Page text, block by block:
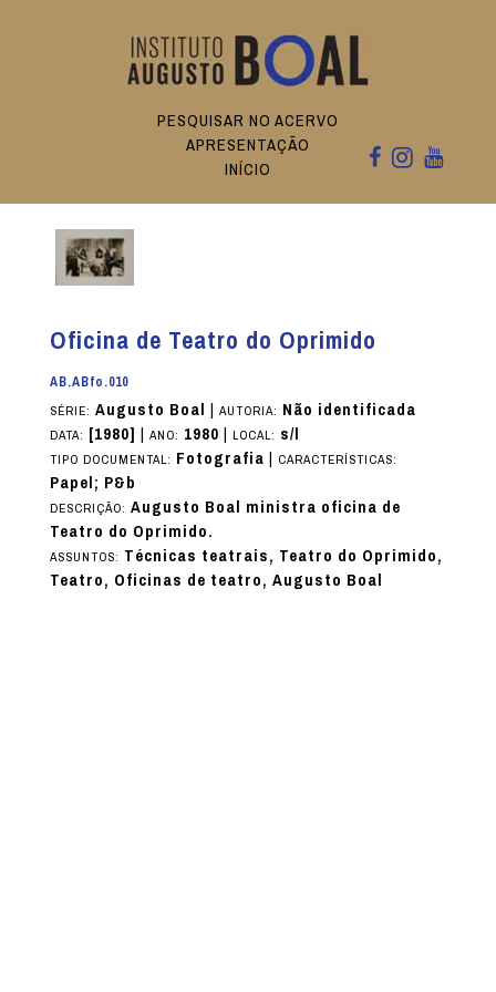
PESQUISAR NO ACERVO
APRESENTAÇÃO
INÍCIO
Oficina de Teatro do Oprimido
AB.ABfo.010
SÉRIE: Augusto Boal | AUTORIA: Não identificada
DATA: [1980] | ANO: 1980| LOCAL: s/l
TIPO DOCUMENTAL: Fotografia| CARACTERÍSTICAS:
Papel; P&b
DESCRIÇÃO: Augusto Boal ministra oficina de
Teatro do Oprimido.
ASSUNTOS: Técnicas teatrais, Teatro do Oprimido,
Teatro, Oficinas de teatro, Augusto Boal